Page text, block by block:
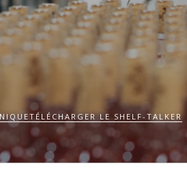
TÉLÉCHARGER LE SHELF-TALKER